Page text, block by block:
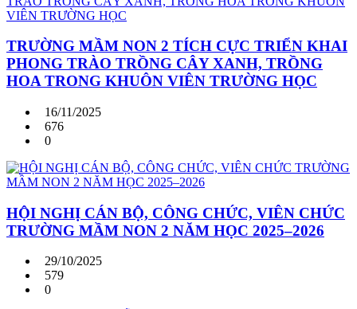
TRƯỜNG MẦM NON 2 TÍCH CỰC TRIỂN KHAI
PHONG TRÀO TRỒNG CÂY XANH, TRỒNG
HOA TRONG KHUÔN VIÊN TRƯỜNG HỌC
16/11/2025
676
0
HỘI NGHỊ CÁN BỘ, CÔNG CHỨC, VIÊN CHỨC
TRƯỜNG MẦM NON 2 NĂM HỌC 2025–2026
29/10/2025
579
0